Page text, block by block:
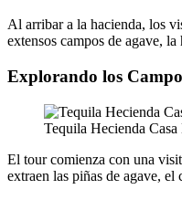
Al arribar a la hacienda, los
extensos campos de agave,
Explorando los
Tequila Hecienda
El tour comienza con una
extraen las piñas de agave,